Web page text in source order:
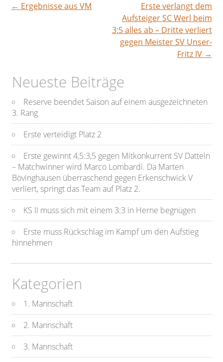
Beitragsnavigation
← Ergebnisse aus VM
Erste verlangt dem
Aufsteiger SC Werl beim
3:5 alles ab – Dritte verliert
gegen Meister SV Unser-
Fritz IV →
Neueste Beiträge
Reserve beendet Saison auf einem ausgezeichneten
3. Rang
Erste verteidigt Platz 2
Erste gewinnt 4,5:3,5 gegen Mitkonkurrent SV Datteln
– Matchwinner wird Marco Lombardi. Da Marten
Bövinghausen überraschend gegen Erkenschwick V
verliert, springt das Team auf Platz 2.
KS II muss sich mit einem 3:3 in Herne begnügen
Erste muss Rückschlag im Kampf um den Aufstieg
hinnehmen
Kategorien
1. Mannschaft
2. Mannschaft
3. Mannschaft